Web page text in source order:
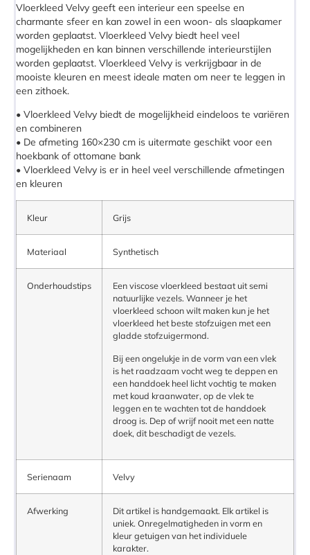
Vloerkleed Velvy geeft een interieur een speelse en
charmante sfeer en kan zowel in een woon- als slaapkamer
worden geplaatst. Vloerkleed Velvy biedt heel veel
mogelijkheden en kan binnen verschillende interieurstijlen
worden geplaatst. Vloerkleed Velvy is verkrijgbaar in de
mooiste kleuren en meest ideale maten om neer te leggen in
een zithoek.
• Vloerkleed Velvy biedt de mogelijkheid eindeloos te variëren
en combineren
• De afmeting 160×230 cm is uitermate geschikt voor een
hoekbank of ottomane bank
• Vloerkleed Velvy is er in heel veel verschillende afmetingen
en kleuren
Kleur Grijs
Materiaal Synthetisch
Onderhoudstips
Een viscose vloerkleed bestaat uit semi
natuurlijke vezels. Wanneer je het
vloerkleed schoon wilt maken kun je het
vloerkleed het beste stofzuigen met een
gladde stofzuigermond.
Bij een ongelukje in de vorm van een vlek
is het raadzaam vocht weg te deppen en
een handdoek heel licht vochtig te maken
met koud kraanwater, op de vlek te
leggen en te wachten tot de handdoek
droog is. Dep of wrijf nooit met een natte
doek, dit beschadigt de vezels.
Serienaam Velvy
Afwerking
Dit artikel is handgemaakt. Elk artikel is
uniek. Onregelmatigheden in vorm en
kleur getuigen van het individuele
karakter.